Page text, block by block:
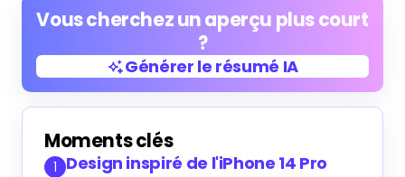
Vous cherchez un aperçu plus court
?
Générer le résumé IA
Générer le résumé IA
Moments clés
1 Design inspiré de l'iPhone 14 Pro